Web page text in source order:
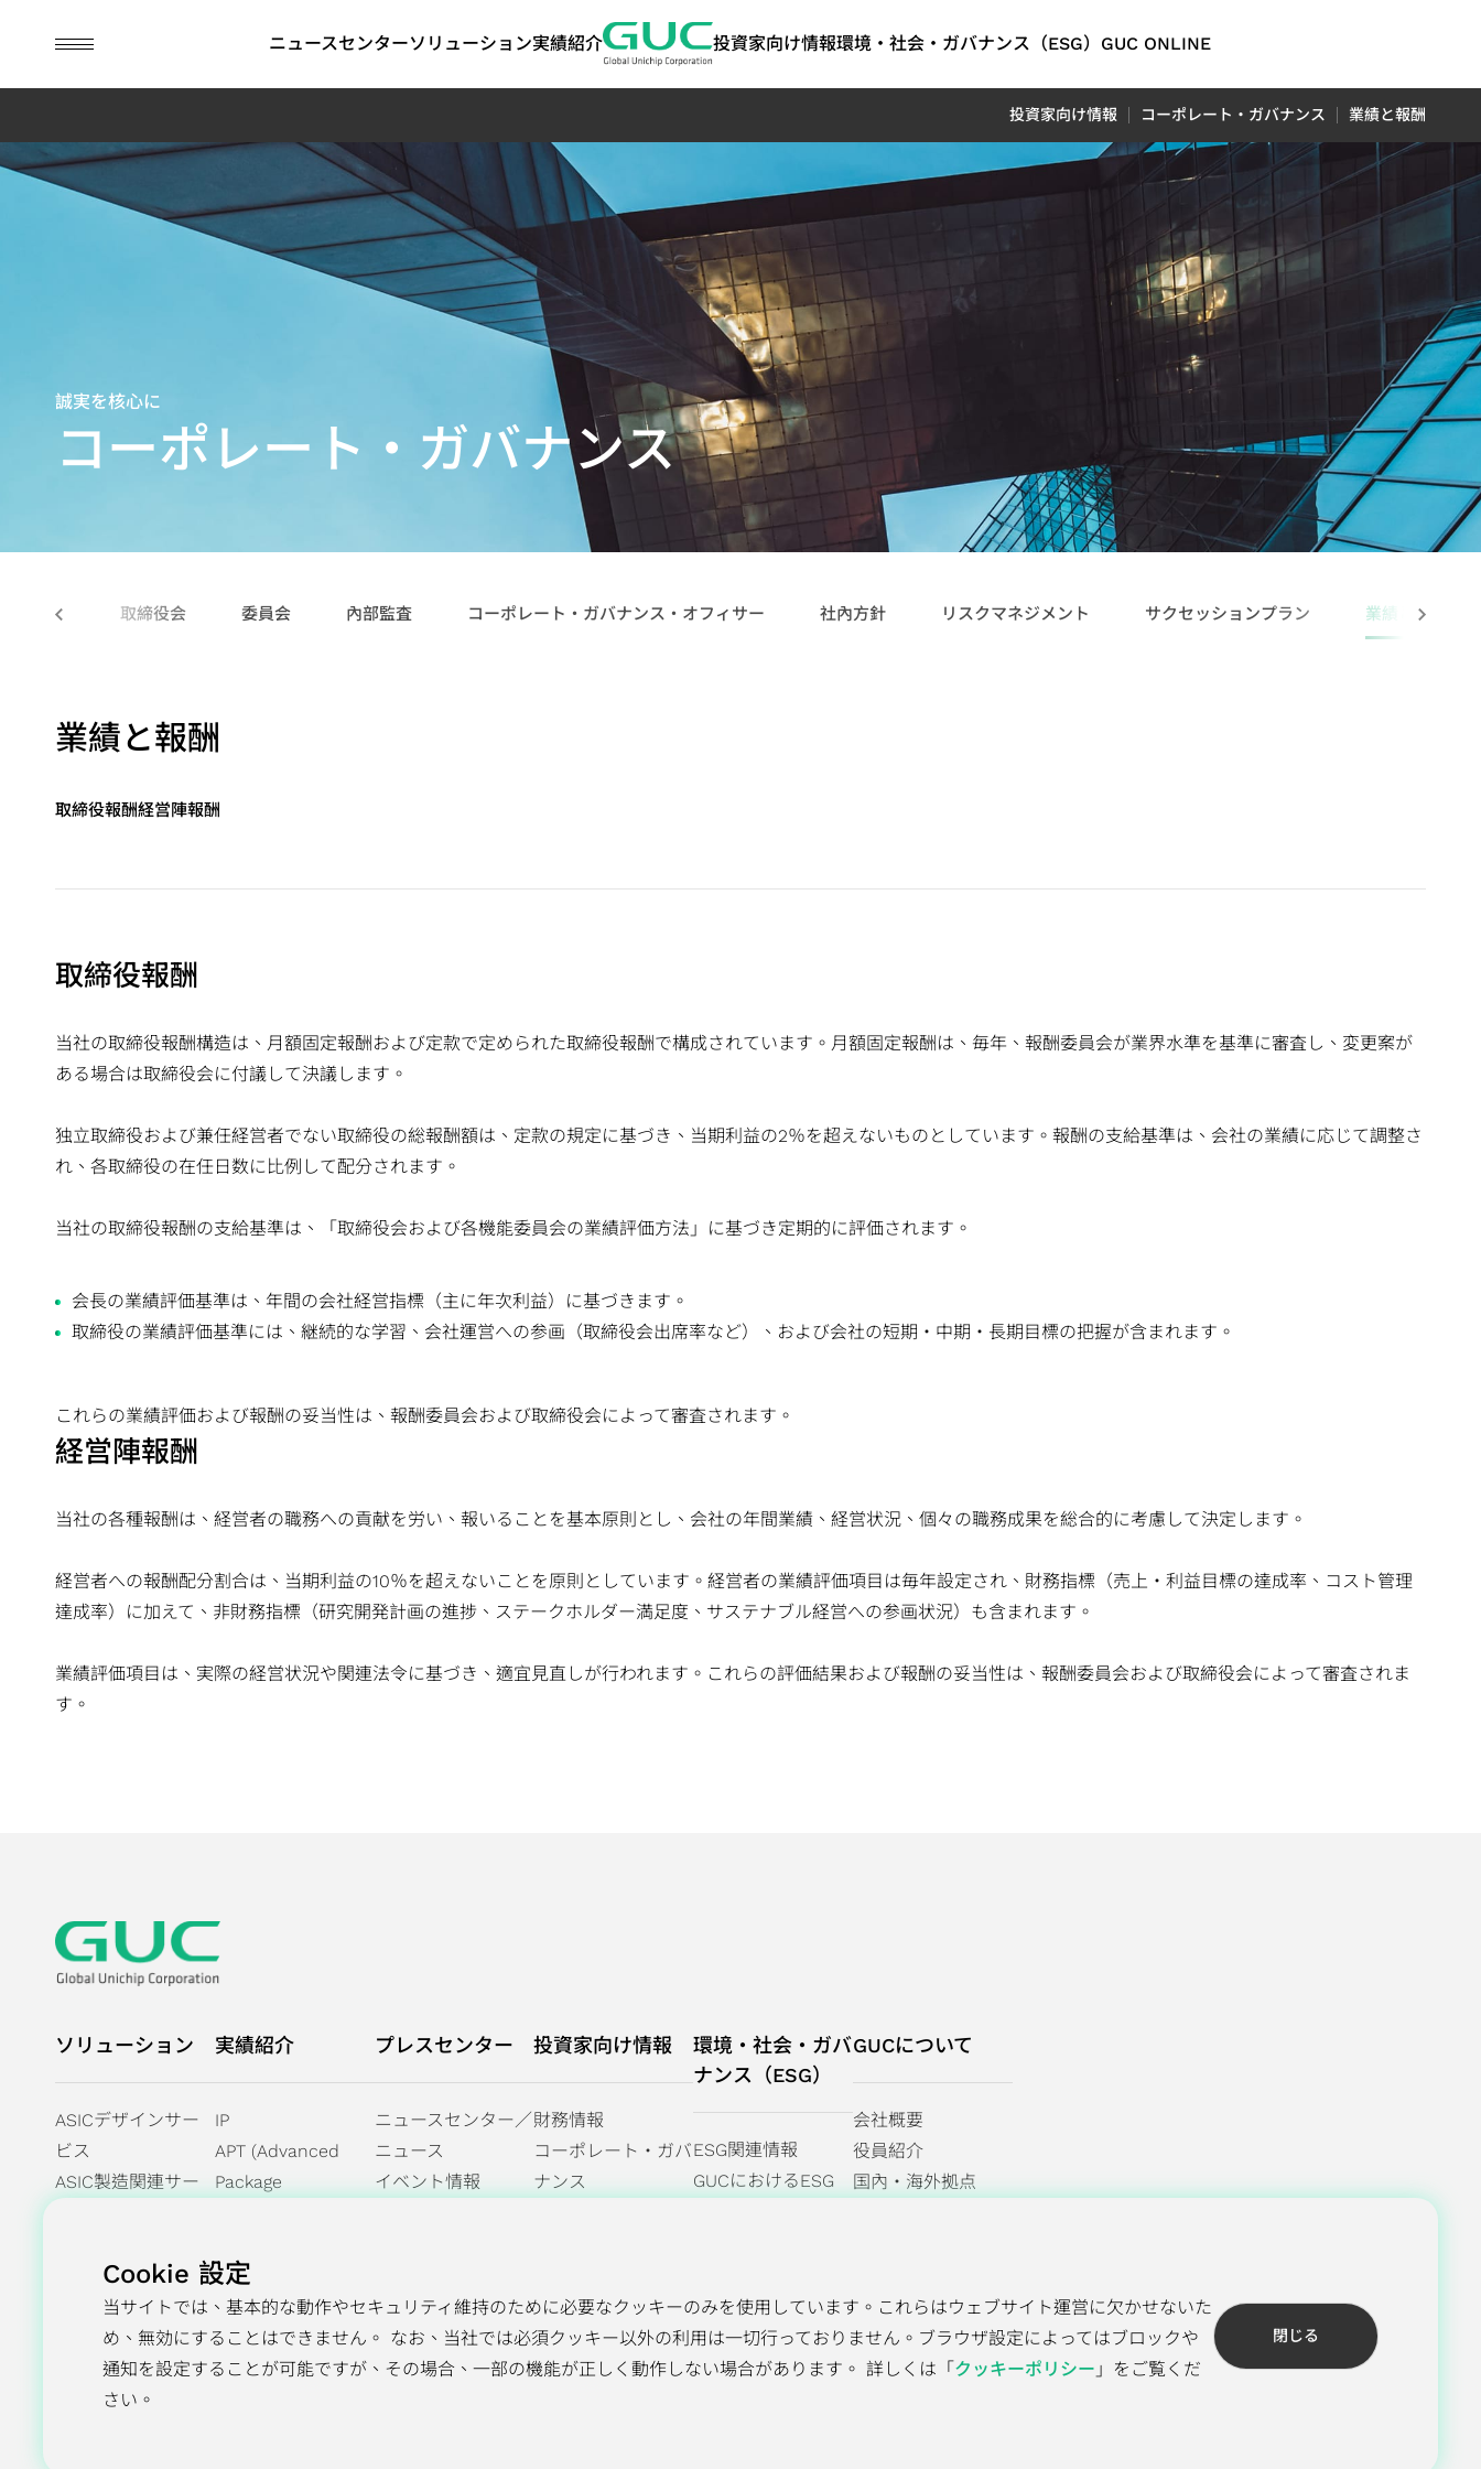
ニュースセンターソリューション実績紹介 投資家向け情報環境・社会・ガバナンス（ESG） GUC ONLINE
English
日本語
ASICデザインサービス
ビジネスモデル
先進パッケージ技術（APT）
SoC仕様受け（Spec-in）設計＆検証
フラッグシップSoC設計ソリューション
ASIC製造関連サービス
ASIC量産サービス
パッケージ設計サービス
テストサービス
プロダクションエンジニアリング（生産
品質および信頼性サービス
サプライチェーンマネジメント（Supply
Chain Management）
IPポートフォリオ
高帯域幅メモリ（HBM）IP
Die-to-Die (2.5D) IP
Die-on-Die (3D) IP
ミックスドシグナル・フロントエンド IP
SoC IP
Featured Partners
SoC向けIP (SoC IP)
2.5D/3D Interconnect IP
APT (Advanced
Package
Technology)
APT Application
AI（Artificial
Intelligence）アプリケーシ
ョン向け
HPC（High Performance
Computing）アプリケーシ
ョン向け
ネットワーキング
コヒーレント光通信アプリ
ケーション（Coherent
Optical Application）
データセンタースイッチアプ
リケーション（Data Center
光伝送ネットワーク（OTN:
Optical Transport
Network）アプリケーショ
ン
オートモーティブ
ADAS（先進運転支援システ
ム）アプリケーション向け
LiDAR（ライダー）アプリケ
ョン
ション
コーポレート・ガバ
ナンス
取締役会
コーポレート・ガバナン
社內方針
株主総会
配当履歴
主要株主
よくあるご質問
ESG関連ニュース
GUCにおけるESG
持続可能な経営
環境の持続可能性
社会の共栄
コーポレート・ガバナンス
ステークホルダー
ステークホルダーとのコミ
ュニケーション
お問い合わせ窓口
ステークホルダーの調査アン
ケート
サステナビリティレポ
ート｜気候関連財務情
報開示（TCFD）レポ
ート
サステナビリティレポート
サステナビリティレポート
投資家向け情報 コーポレート・ガバナンス 業績と報酬
誠実を核心に
コーポレート・ガバナンス
概要 取締役会 委員会 內部監査 コーポレート・ガバナンス・オフィサー 社內方針 リスクマネジメント サクセッションプラン 業績と報酬
業績と報酬
取締役報酬経営陣報酬
取締役報酬
当社の取締役報酬構造は、月額固定報酬および定款で定められた取締役報酬で構成されています。月額固定報酬は、毎年、報酬委員会が業界水準を基準に審査し、変更案が
ある場合は取締役会に付議して決議します。
独立取締役および兼任経営者でない取締役の総報酬額は、定款の規定に基づき、当期利益の2％を超えないものとしています。報酬の支給基準は、会社の業績に応じて調整さ
れ、各取締役の在任日数に比例して配分されます。
当社の取締役報酬の支給基準は、「取締役会および各機能委員会の業績評価方法」に基づき定期的に評価されます。
会長の業績評価基準は、年間の会社経営指標（主に年次利益）に基づきます。
取締役の業績評価基準には、継続的な学習、会社運営への参画（取締役会出席率など）、および会社の短期・中期・長期目標の把握が含まれます。
これらの業績評価および報酬の妥当性は、報酬委員会および取締役会によって審査されます。
経営陣報酬
当社の各種報酬は、経営者の職務への貢献を労い、報いることを基本原則とし、会社の年間業績、経営状況、個々の職務成果を総合的に考慮して決定します。
経営者への報酬配分割合は、当期利益の10％を超えないことを原則としています。経営者の業績評価項目は毎年設定され、財務指標（売上・利益目標の達成率、コスト管理
達成率）に加えて、非財務指標（研究開発計画の進捗、ステークホルダー満足度、サステナブル経営への参画状況）も含まれます。
業績評価項目は、実際の経営状況や関連法令に基づき、適宜見直しが行われます。これらの評価結果および報酬の妥当性は、報酬委員会および取締役会によって審査されま
す。
ソリューション
ASICデザインサー
ビス
ASIC製造関連サー
実績紹介
IP
APT (Advanced
Package
ネットワーキング
オートモーティブ
多方面の実績
プレスセンター
ニュースセンター／
ニュース
イベント情報
投資家向け情報
財務情報
コーポレート・ガバ
ナンス
環境・社会・ガバ
ナンス（ESG）
ESG関連情報
GUCにおけるESG
務情報開示
（TCFD）レポート
GUCについて
会社概要
役員紹介
国內・海外拠点
Cookie 設定
当サイトでは、基本的な動作やセキュリティ維持のために必要なクッキーのみを使用しています。これらはウェブサイト運営に欠かせないた
め、無効にすることはできません。 なお、当社では必須クッキー以外の利用は一切行っておりません。ブラウザ設定によってはブロックや
通知を設定することが可能ですが、その場合、一部の機能が正しく動作しない場合があります。 詳しくは「クッキーポリシー 」をご覧くだ
さい。
閉じる